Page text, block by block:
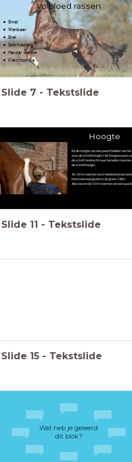
Volbloed rassen
Smal
Wenbaar
Snel
Schrikachtig
Harder werker
Klein hoofdje
Slide 7 - Tekstslide
Hoogte
Bij de hoogte van een paard hebben we het
over de schofthoogte. Het hoogste punt
de schoft loodrecht naar beneden noemen
de schofthoogte.
Tot 1.57m noemen we in Nederland een
Internationaal gezien is de grens 1.48m
Alles boven de 1.57m noemen we een paard
Slide 11 - Tekstslide
Slide 15 - Tekstslide
Wat heb je geleerd
dit blok?